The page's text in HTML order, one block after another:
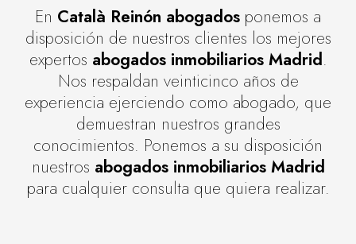
En Català Reinón abogados ponemos a
disposición de nuestros clientes los mejores
expertos abogados inmobiliarios Madrid.
Nos respaldan veinticinco años de
experiencia ejerciendo como abogado, que
demuestran nuestros grandes
conocimientos. Ponemos a su disposición
nuestros abogados inmobiliarios Madrid
para cualquier consulta que quiera realizar.